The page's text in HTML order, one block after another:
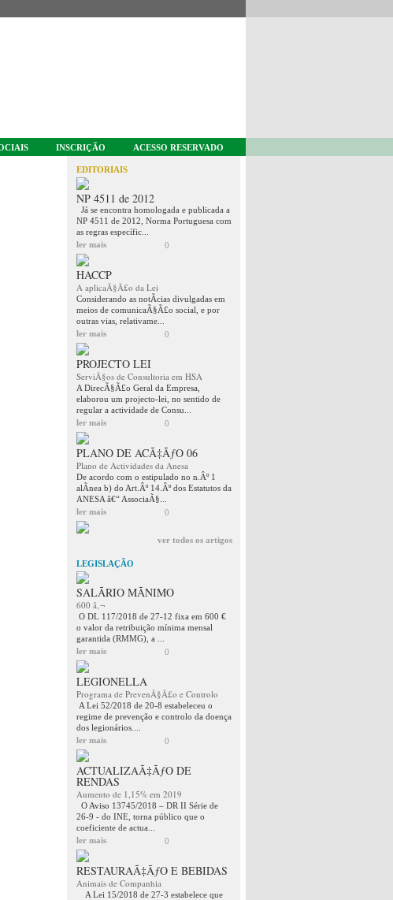
INSCRIÇÃO ACESSO RESERVADO
EDITORIAIS
NP 4511 de 2012
Já se encontra homologada e publicada a
NP 4511 de 2012, Norma Portuguesa com
as regras específic...
ler mais
0
HACCP
A aplicaÃ§Ã£o da Lei
Considerando as notÃ­cias divulgadas em
meios de comunicaÃ§Ã£o social, e por
outras vias, relativame...
ler mais
0
PROJECTO LEI
ServiÃ§os de Consultoria em HSA
A DirecÃ§Ã£o Geral da Empresa,
elaborou um projecto-lei, no sentido de
regular a actividade de Consu...
ler mais
0
PLANO DE ACÃ‡ÃƒO 06
Plano de Actividades da Anesa
De acordo com o estipulado no n.Âº 1
alÃ­nea b) do Art.Âº 14.Âº dos Estatutos da
ANESA â€“ AssociaÃ§...
ler mais
0
ver todos os artigos
LEGISLAÇÃO
SALÃRIO MÃNIMO
600 â‚¬
O DL 117/2018 de 27-12 fixa em 600 €
o valor da retribuição mínima mensal
garantida (RMMG), a ...
ler mais
0
LEGIONELLA
Programa de PrevenÃ§Ã£o e Controlo
A Lei 52/2018 de 20-8 estabeleceu o
regime de prevenção e controlo da doença
dos legionários....
ler mais
0
ACTUALIZAÃ‡ÃƒO DE
RENDAS
Aumento de 1,15% em 2019
O Aviso 13745/2018 – DR II Série de
26-9 - do INE, torna público que o
coeficiente de actua...
ler mais
0
RESTAURAÃ‡ÃƒO E BEBIDAS
Animais de Companhia
A Lei 15/2018 de 27-3 estabelece que